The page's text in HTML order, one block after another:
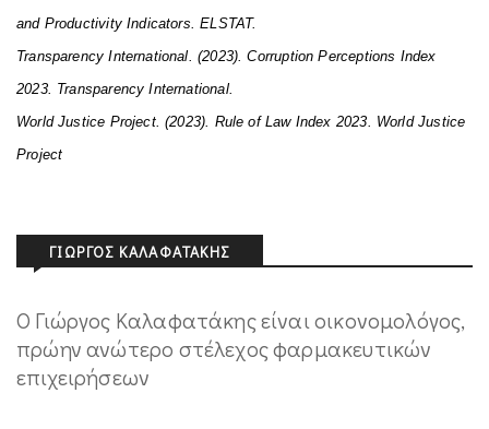
and Productivity Indicators. ELSTAT.
Transparency International. (2023). Corruption Perceptions Index
2023. Transparency International.
World Justice Project. (2023). Rule of Law Index 2023. World Justice
Project
ΓΙΏΡΓΟΣ ΚΑΛΑΦΑΤΆΚΗΣ
Ο Γιώργος Καλαφατάκης είναι οικονομολόγος,
πρώην ανώτερο στέλεχος φαρμακευτικών
επιχειρήσεων